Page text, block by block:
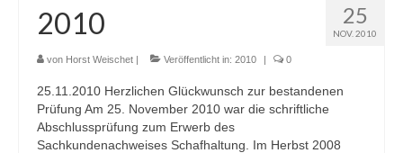
Workshop-Termine
Tagebuch
Sie brauchen Hilfe? …
Das Stallbuch
25
NOV. 2010
2010
von Horst Weischet | Veröffentlicht in: 2010 | 0
25.11.2010 Herzlichen Glückwunsch zur bestandenen
Prüfung Am 25. November 2010 war die schriftliche
Abschlussprüfung zum Erwerb des
Sachkundenachweises Schafhaltung. Im Herbst 2008